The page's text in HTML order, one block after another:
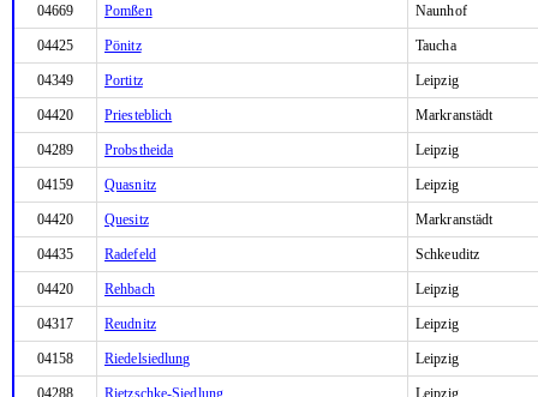
04669 Pomßen Naunhof
04425 Pönitz Taucha
04349 Portitz Leipzig
04420 Priesteblich Markranstädt
04289 Probstheida Leipzig
04159 Quasnitz Leipzig
04420 Quesitz Markranstädt
04435 Radefeld Schkeuditz
04420 Rehbach Leipzig
04317 Reudnitz Leipzig
04158 Riedelsiedlung Leipzig
04288 Rietzschke-Siedlung Leipzig